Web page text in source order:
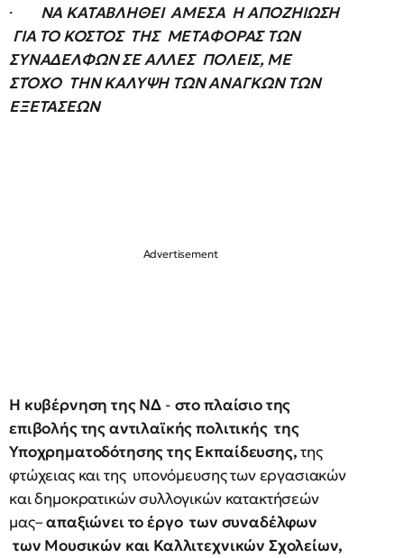
· ΝΑ ΚΑΤΑΒΛΗΘΕΙ ΑΜΕΣΑ Η ΑΠΟΖΗΙΩΣΗ
ΓΙΑ ΤΟ ΚΟΣΤΟΣ ΤΗΣ ΜΕΤΑΦΟΡΑΣ ΤΩΝ
ΣΥΝΑΔΕΛΦΩΝ ΣΕ ΑΛΛΕΣ ΠΟΛΕΙΣ, ΜΕ
ΣΤΌΧΟ ΤΗΝ ΚΑΛΥΨΗ ΤΩΝ ΑΝΑΓΚΩΝ ΤΩΝ
ΕΞΕΤΑΣΕΩΝ
Η κυβέρνηση της ΝΔ - στο πλαίσιο της
επιβολής της αντιλαϊκής πολιτικής της
Υποχρηματοδότησης της Εκπαίδευσης,της
φτώχειας και της υπονόμευσης των εργασιακών
και δημοκρατικών συλλογικών κατακτήσεών
μας–απαξιώνει το έργο των συναδέλφων
των Μουσικών και Καλλιτεχνικών Σχολείων,